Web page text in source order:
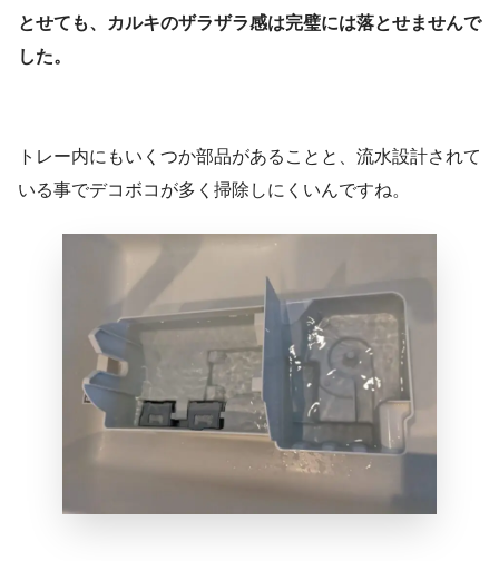
とせても、カルキのザラザラ感は完璧には落とせませんで
した。
トレー内にもいくつか部品があることと、流水設計されて
いる事でデコボコが多く掃除しにくいんですね。